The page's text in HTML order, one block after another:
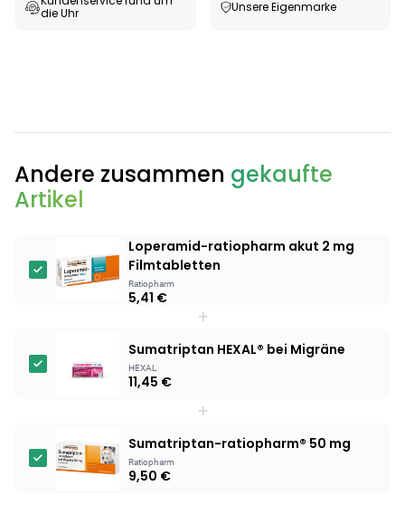
TestzentrumArzneimittel
&
Gesundheit
Hygiene &
Haushalt
Baby &
Sanitätshaus
BEAUTY & PFLEGE
Linola Forte
juckende, trockene
oder zu
Schuppenflechte
12,28 € 16,37 €
ARZNEIMITTEL & GESUNDHEIT
Vagisan Milchsäure
die Uhr
Unsere Eigenmarke
Andere zusammen gekaufte
Artikel
Loperamid-ratiopharm akut 2 mg
Filmtabletten
Ratiopharm
5,41 €
+
Sumatriptan HEXAL® bei Migräne
HEXAL
11,45 €
+
Sumatriptan-ratiopharm® 50 mg
Ratiopharm
9,50 €